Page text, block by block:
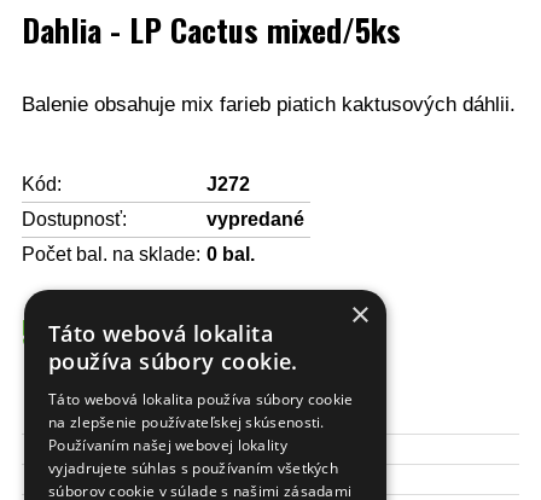
Dahlia - LP Cactus mixed/5ks
Balenie obsahuje mix farieb piatich kaktusových dáhlii.
Kód:
J272
Dostupnosť:
vypredané
Počet bal. na sklade: 0 bal.
5,78 €
Výška kvetu:
100 cm
Obdobie kvitnutia:
júl - október
Čas sadenia: apríl/máj
×
Táto webová lokalita
používa súbory cookie.
Táto webová lokalita používa súbory cookie
na zlepšenie používateľskej skúsenosti.
Používaním našej webovej lokality
vyjadrujete súhlas s používaním všetkých
súborov cookie v súlade s našimi zásadami